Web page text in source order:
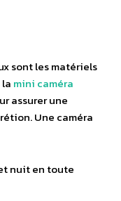
sont les matériels
mini caméra
assurer une
Une caméra
nuit en toute